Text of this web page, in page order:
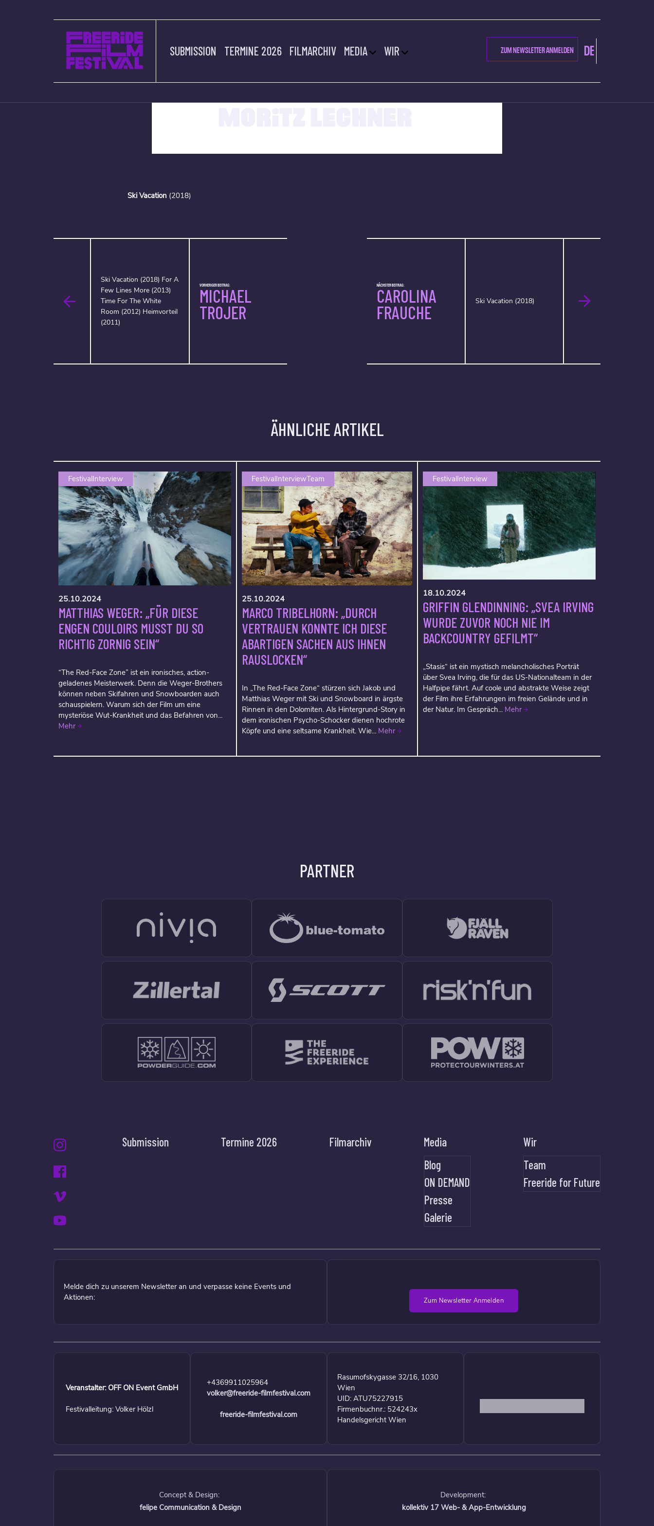
SUBMISSION TERMINE 2026 FILMARCHIV MEDIA WIR ZUM NEWSLETTER ANMELDEN DE
Ski Vacation (2018)
NÄCHSTER BEITRAG:
CAROLINA
FRAUCHE
Ski Vacation (2018)
Ski Vacation (2018) For A
Few Lines More (2013)
Time For The White
Room (2012) Heimvorteil
(2011)
VORHERIGER BEITRAG:
MICHAEL
TROJER
ÄHNLICHE ARTIKEL
FestivalInterview
25.10.2024
MATTHIAS WEGER: „FÜR DIESE
ENGEN COULOIRS MUSST DU SO
RICHTIG ZORNIG SEIN“
“The Red-Face Zone” ist ein ironisches, action-
geladenes Meisterwerk. Denn die Weger-Brothers
können neben Skifahren und Snowboarden auch
schauspielern. Warum sich der Film um eine
mysteriöse Wut-Krankheit und das Befahren von...
Mehr
FestivalInterviewTeam
25.10.2024
MARCO TRIBELHORN: „DURCH
VERTRAUEN KONNTE ICH DIESE
ABARTIGEN SACHEN AUS IHNEN
RAUSLOCKEN“
In „The Red-Face Zone“ stürzen sich Jakob und
Matthias Weger mit Ski und Snowboard in ärgste
Rinnen in den Dolomiten. Als Hintergrund-Story in
dem ironischen Psycho-Schocker dienen hochrote
Köpfe und eine seltsame Krankheit. Wie... Mehr
FestivalInterview
18.10.2024
GRIFFIN GLENDINNING: „SVEA IRVING
WURDE ZUVOR NOCH NIE IM
BACKCOUNTRY GEFILMT“
„Stasis“ ist ein mystisch melancholisches Porträt
über Svea Irving, die für das US-Nationalteam in der
Halfpipe fährt. Auf coole und abstrakte Weise zeigt
der Film ihre Erfahrungen im freien Gelände und in
der Natur. Im Gespräch... Mehr
PARTNER
Submission Termine 2026 Filmarchiv
Media
Blog
ON DEMAND
Presse
Galerie
Wir
Team
Freeride for Future
Melde dich zu unserem Newsletter an und verpasse keine Events und
Aktionen:
Zum Newsletter Anmelden
Veranstalter: OFF ON Event GmbH
Festivalleitung: Volker Hölzl
+4369911025964
volker@freeride-filmfestival.com
freeride-filmfestival.com
Rasumofskygasse 32/16, 1030
Wien
UID: ATU75227915
Firmenbuchnr.: 524243x
Handelsgericht Wien
Concept & Design:
felipe Communication & Design
Development:
kollektiv 17 Web- & App-Entwicklung